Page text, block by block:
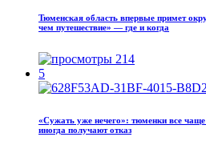
Тюменская область впервые примет
чем путешествие» — где и когда
214
5
«Сужать уже нечего»: тюменки все чаще
иногда получают отказ